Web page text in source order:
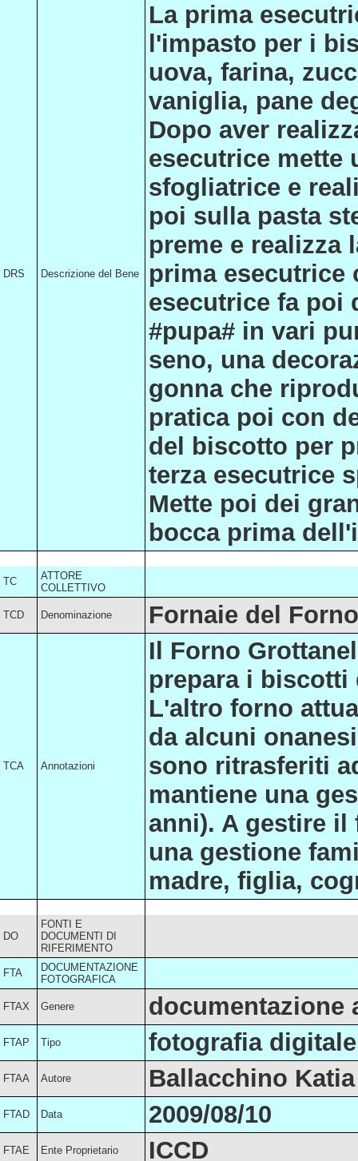
DRS Descrizione del Bene
La prima
l'impasto per i
uova, farina,
vaniglia, pane
Dopo aver
esecutrice mette
sfogliatrice e
poi sulla pasta
preme e realizza
prima esecutrice
esecutrice fa poi
#pupa# in vari
seno, una
gonna che
pratica poi con
del biscotto per
terza esecutrice
Mette poi dei
bocca prima
TC
ATTORE
COLLETTIVO
TCD Denominazione Fornaie del
TCA Annotazioni
Il Forno
prepara i
L'altro forno
da alcuni
sono ritrasferiti
mantiene una
anni). A gestire
una gestione
madre, figlia,
DO
FONTI E
DOCUMENTI DI
RIFERIMENTO
FTA
DOCUMENTAZIONE
FOTOGRAFICA
FTAX Genere documentazione
FTAP Tipo fotografia digitale
FTAA Autore Ballacchino Katia
FTAD Data 2009/08/10
FTAE Ente Proprietario ICCD